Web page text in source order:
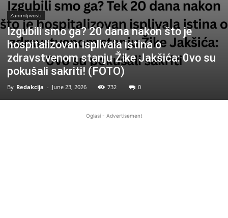
Zanimljivosti
Izgubili smo ga? 20 dana nakon što je
hospitalizovan isplivala istina o
zdravstvenom stanju Žike Jakšića: 0vo su
pokušali sakriti! (FOTO)
By Redakcija - June 23, 2026 732 0
Oglasi - Advertisement